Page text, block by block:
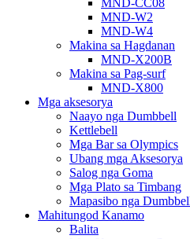
MND-CC08
MND-W2
MND-W4
Makina sa Hagdanan
MND-X200B
Makina sa Pag-surf
MND-X800
Mga aksesorya
Naayo nga Dumbbell
Kettlebell
Mga Bar sa Olympics
Ubang mga Aksesorya
Salog nga Goma
Mga Plato sa Timbang
Mapasibo nga
Mahitungod Kanamo
Balita